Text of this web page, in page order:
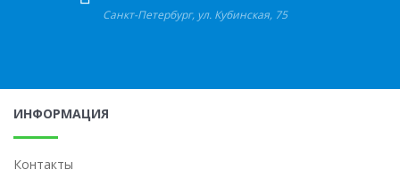
Санкт-Петербург, ул. Кубинская, 75
ИНФОРМАЦИЯ
Контакты